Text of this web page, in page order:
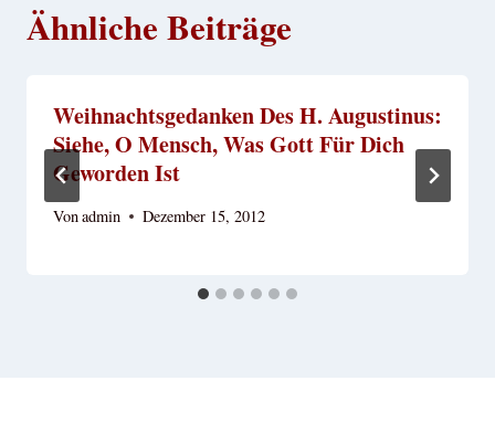
Ähnliche Beiträge
Weihnachtsgedanken Des H. Augustinus:
Siehe, O Mensch, Was Gott Für Dich
Geworden Ist
Vonadmin Dezember 15, 2012